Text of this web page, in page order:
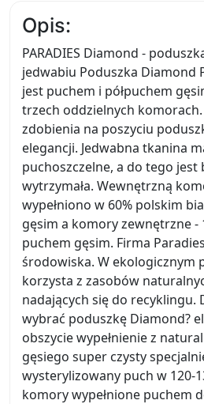
Opis:
PARADIES Diamond -
jedwabiu Poduszka Diamond
jest puchem i półpuchem
trzech oddzielnych
zdobienia na poszyciu
elegancji. Jedwabna tkanina
puchoszczelne, a do tego jest
wytrzymała. Wewnętrzną
wypełniono w 60% polskim
gęsim a komory zewnętrzne -
puchem gęsim. Firma
środowiska. W ekologicznym
korzysta z zasobów
nadających się do recyklingu.
wybrać poduszkę Diamond?
obszycie wypełnienie z
gęsiego super czysty
wysterylizowany puch w 120-
komory wypełnione puchem